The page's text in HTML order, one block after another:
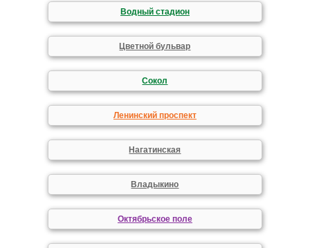
Водный стадион
Цветной бульвар
Сокол
Ленинский проспект
Нагатинская
Владыкино
Октябрьское поле